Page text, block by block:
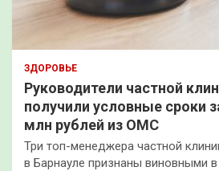
ЗДОРОВЬЕ
Руководители частной
получили условные сроки
млн рублей из ОМС
Три топ-менеджера частной
в Барнауле признаны виновными